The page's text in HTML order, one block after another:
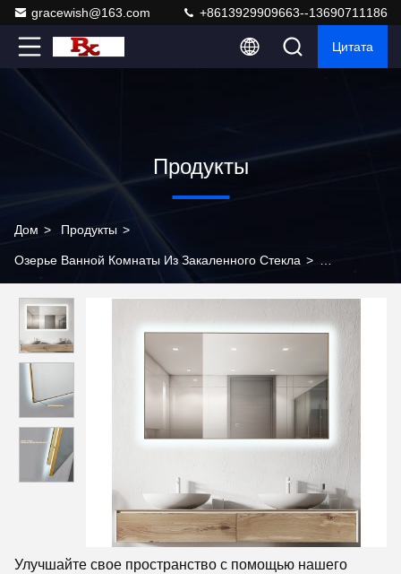
gracewish@163.com +8613929909663--13690711186
Цитата
Продукты
Дом > Продукты >
Озерье Ванной Комнаты Из Закаленного Стекла >
премиального зеркала
Улучшайте свое пространство с помощью нашего